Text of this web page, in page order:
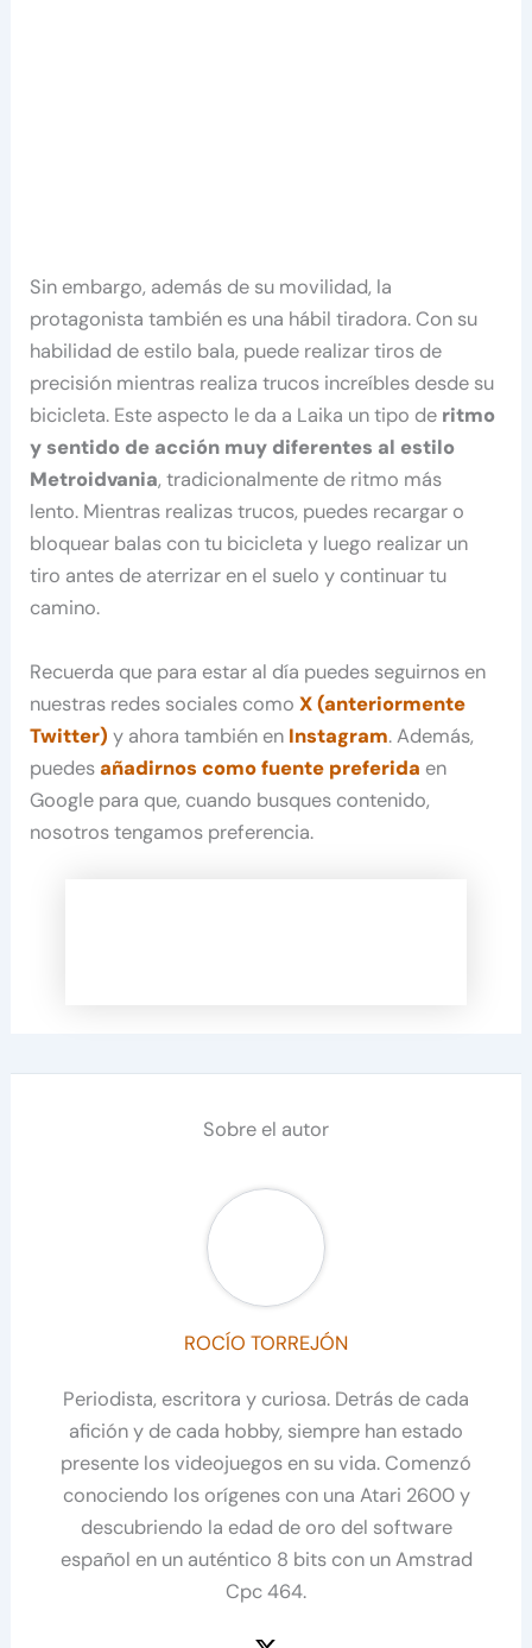
Sin embargo, además de su movilidad, la
protagonista también es una hábil tiradora. Con su
habilidad de estilo bala, puede realizar tiros de
precisión mientras realiza trucos increíbles desde su
bicicleta. Este aspecto le da a Laika un tipo de ritmo
y sentido de acción muy diferentes al estilo
Metroidvania, tradicionalmente de ritmo más
lento. Mientras realizas trucos, puedes recargar o
bloquear balas con tu bicicleta y luego realizar un
tiro antes de aterrizar en el suelo y continuar tu
camino.
Recuerda que para estar al día puedes seguirnos en
nuestras redes sociales comoX (anteriormente
Twitter) y ahora también en Instagram. Además,
puedesañadirnos como fuente preferida en
Google para que, cuando busques contenido,
nosotros tengamos preferencia.
Sobre el autor
ROCÍO TORREJÓN
Periodista, escritora y curiosa. Detrás de cada
afición y de cada hobby, siempre han estado
presente los videojuegos en su vida. Comenzó
conociendo los orígenes con una Atari 2600 y
descubriendo la edad de oro del software
español en un auténtico 8 bits con un Amstrad
Cpc 464.